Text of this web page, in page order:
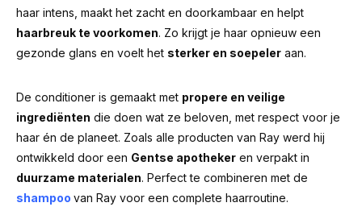
haar intens, maakt het zacht en doorkambaar en helpt
haarbreuk te voorkomen. Zo krijgt je haar opnieuw een
gezonde glans en voelt het sterker en soepeler aan.
De conditioner is gemaakt met propere en veilige
ingrediënten die doen wat ze beloven, met respect voor je
haar én de planeet. Zoals alle producten van Ray werd hij
ontwikkeld door een Gentse apotheker en verpakt in
duurzame materialen. Perfect te combineren met de
shampoo van Ray voor een complete haarroutine.